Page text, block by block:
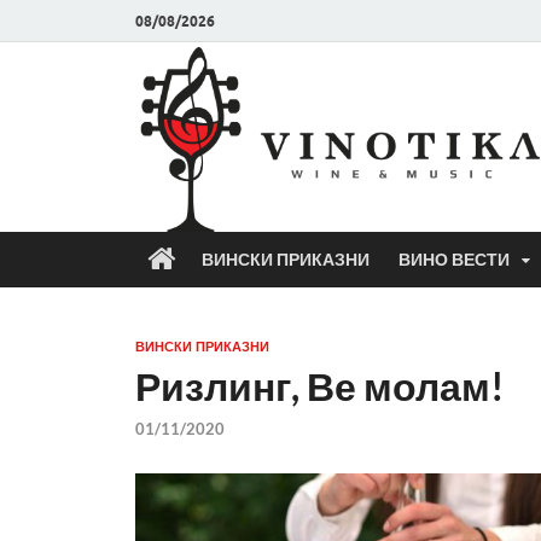
08/08/2026
ВИНСКИ ПРИКАЗНИ ВИНО ВЕСТИ
ВИНСКИ ПРИКАЗНИ
Ризлинг, Ве молам!
01/11/2020